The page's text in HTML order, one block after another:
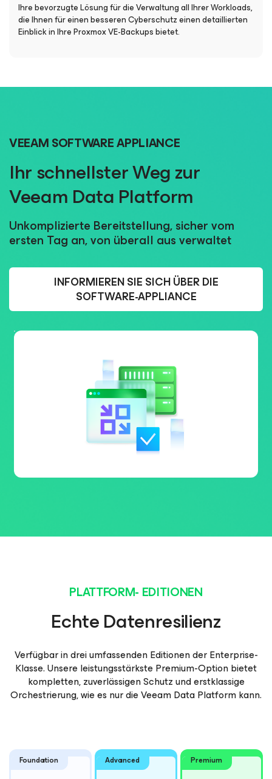
Ihre bevorzugte Lösung für die Verwaltung all Ihrer Workloads,
die Ihnen für einen besseren Cyberschutz einen detaillierten
Einblick in Ihre Proxmox VE-Backups bietet.
VEEAM SOFTWARE APPLIANCE
Ihr schnellster Weg zur
Veeam Data Platform
Unkomplizierte Bereitstellung, sicher vom
ersten Tag an, von überall aus verwaltet
INFORMIEREN SIE SICH ÜBER DIE
SOFTWARE-APPLIANCE
PLATTFORM- EDITIONEN
Echte Datenresilienz
Verfügbar in drei umfassenden Editionen der Enterprise-
Klasse. Unsere leistungsstärkste Premium-Option bietet
kompletten, zuverlässigen Schutz und erstklassige
Orchestrierung, wie es nur die Veeam Data Platform kann.
Foundation Advanced Premium